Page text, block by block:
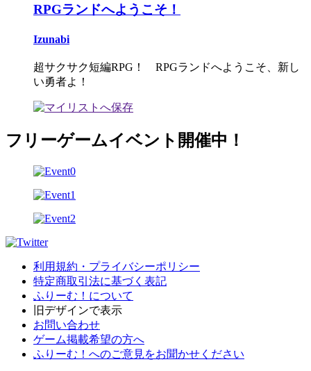
RPGランドへようこそ！
Izunabi
超サクサク短編RPG！ RPGランドへようこそ、新し
い勇者よ！
フリーゲームイベント開催中！
利用規約・プライバシーポリシー
特定商取引法に基づく表記
ふりーむ！について
旧デザインで表示
お問い合わせ
ゲーム掲載希望の方へ
ふりーむ！へのご意見をお聞かせください